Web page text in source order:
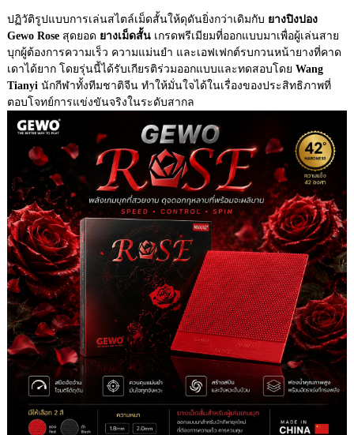
ปฏิวัติรูปแบบการเล่นสไตล์เม็ดสั้นให้ดุดันยิ่งกว่าเดิมกับ ยางปิงปอง
Gewo Rose สุดยอด ยางเม็ดสั้น เกรดพรีเมียมที่ออกแบบมาเพื่อผู้เล่นสาย
บุกผู้ต้องการความเร็ว ความแม่นยำ และเอฟเฟกต์รบกวนหน้ายางที่คาด
เดาได้ยาก โดยรุ่นนี้ได้รับเกียรติร่วมออกแบบและทดสอบโดย Wang
Tianyi นักกีฬาทั้งทีมชาติจีน ทำให้มั่นใจได้ในเรื่องของประสิทธิภาพที่
ตอบโจทย์การแข่งขันจริงในระดับสากล